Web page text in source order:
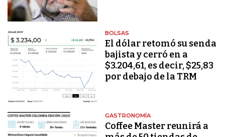
BOLSAS
El dólar retomó su senda
bajista y cerró en a
$3.204,61, es decir, $25,83
por debajo de la TRM
GASTRONOMÍA
Coffee Master reunirá a